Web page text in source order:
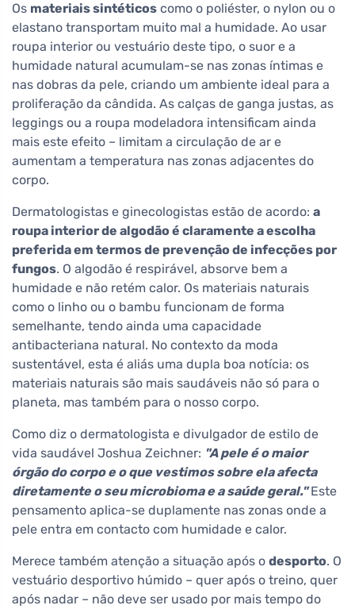
Os materiais sintéticos como o poliéster, o nylon ou o
elastano transportam muito mal a humidade. Ao usar
roupa interior ou vestuário deste tipo, o suor e a
humidade natural acumulam-se nas zonas íntimas e
nas dobras da pele, criando um ambiente ideal para a
proliferação da cândida. As calças de ganga justas, as
leggings ou a roupa modeladora intensificam ainda
mais este efeito – limitam a circulação de ar e
aumentam a temperatura nas zonas adjacentes do
corpo.
Dermatologistas e ginecologistas estão de acordo: a
roupa interior de algodão é claramente a escolha
preferida em termos de prevenção de infecções por
fungos. O algodão é respirável, absorve bem a
humidade e não retém calor. Os materiais naturais
como o linho ou o bambu funcionam de forma
semelhante, tendo ainda uma capacidade
antibacteriana natural. No contexto da moda
sustentável, esta é aliás uma dupla boa notícia: os
materiais naturais são mais saudáveis não só para o
planeta, mas também para o nosso corpo.
Como diz o dermatologista e divulgador de estilo de
vida saudável Joshua Zeichner: "A pele é o maior
órgão do corpo e o que vestimos sobre ela afecta
diretamente o seu microbioma e a saúde geral."Este
pensamento aplica-se duplamente nas zonas onde a
pele entra em contacto com humidade e calor.
Merece também atenção a situação após o desporto. O
vestuário desportivo húmido – quer após o treino, quer
após nadar – não deve ser usado por mais tempo do